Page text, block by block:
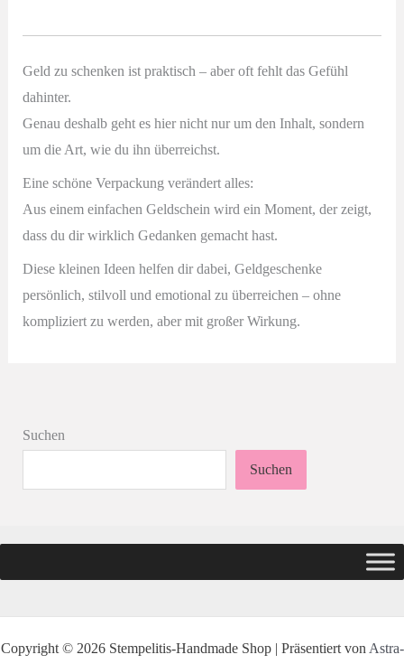
Geld zu schenken ist praktisch – aber oft fehlt das Gefühl
dahinter.
Genau deshalb geht es hier nicht nur um den Inhalt, sondern
um die Art, wie du ihn überreichst.
Eine schöne Verpackung verändert alles:
Aus einem einfachen Geldschein wird ein Moment, der zeigt,
dass du dir wirklich Gedanken gemacht hast.
Diese kleinen Ideen helfen dir dabei, Geldgeschenke
persönlich, stilvoll und emotional zu überreichen – ohne
kompliziert zu werden, aber mit großer Wirkung.
Suchen
Suchen
Copyright © 2026 Stempelitis-Handmade Shop | Präsentiert von Astra-